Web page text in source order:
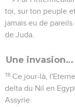
toi, sur ton peuple
jamais eu de
de Juda.
Une
18 Ce jour-là,
delta du Nil en
Assyrie.